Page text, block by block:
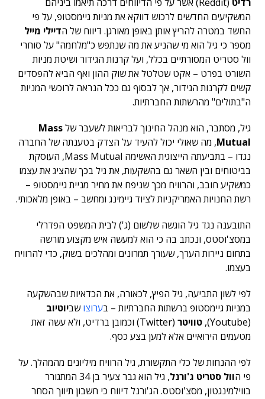
המשקיעים החדשים לרכוש דווקא את מניות גיימסטופ, על פי
החשד במטרה להריץ אותן באופן מאורגן. דיווח של הדיילי מייל
מספר כי גיל הוא מי שהניע את מה שנתפש כ"מלחמה" על סוחרי
וול סטריט המסורתיים בכלל, ועל קרנות הגידור ושיטת מניות
השורט בפרט – אקט שטלטל את שוק ההון ואף הביא להפסדים
קשים לקרנות הגידור, אך לבסוף גם ככל הנראה לרוכשי המניות
ה"בתולים" מהרשתות החברתיות.
גיל, מסתבר, הוא מנהל החינוך לבריאות לשעבר שלMass
Mutual, מה שאולי יכול להעיד על הצדק בטענתה של החברה
נגדו – בתביעתה הייצוגית האשימה Mass Mutual, העוסקת
בביטוחים ובין השאר גם בהשקעות, את גיל בכך שהציג את עצמו
כמשקיע חובב, והרוויח מכך שניפח את מחיר מניית גיימסטופ –
רשת החנויות האמריקניות לציוד גיימינג ומחשב – באופן מלאכותי.
התובענה נגד גיל הוגשה שלשום (ג') לבית המשפט הפדרלי
במסצ'וסטס, ונכתב בה כי הוא למעשה איש מקצוע מורשה
בתחום ניירות הערך, שעורך תמרונים ומהלכים בשוק, כדי להרוויח
בעצמו.
לפי לשון התביעה, גיל הפיץ, לכאורה, את הכדאיות שבהשקעה
במניות גיימסטופ ברשתות החברתיות – בערוצושביוטיוב
(Youtube),
טוויטר
(Twitter) וכמובן ברדיט, ולא עשה זאת
מטעמים הירואיים אלא למען בצע כסף.
לפי ההנחות של כלי התקשורת, גיל הרוויח מיליונים מהמהלך. על
פי הוול סטריט ג'ורנל
, גיל הוא גבר צעיר בן 34 המתגורר
בווילמינגטון, מסצ'וסטס. הג'ורנל דיווח כי חשבון תיווך הסחר